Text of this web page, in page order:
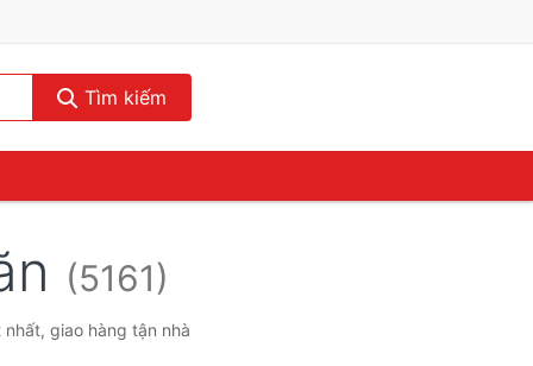
Tìm kiếm
(5161)
giao hàng tận nhà